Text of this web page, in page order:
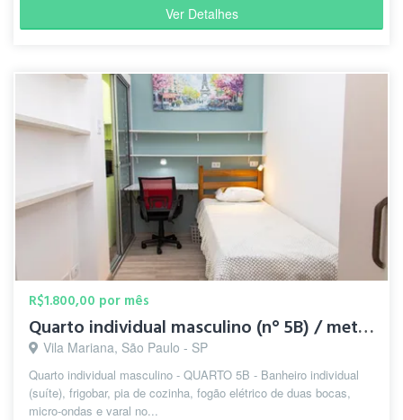
Ver Detalhes
R$1.800,00 por mês
Quarto individual masculino (n° 5B) / metrô Santa Cruz
Vila Mariana, São Paulo - SP
Quarto individual masculino - QUARTO 5B - Banheiro individual
(suíte), frigobar, pia de cozinha, fogão elétrico de duas bocas,
micro-ondas e varal no...